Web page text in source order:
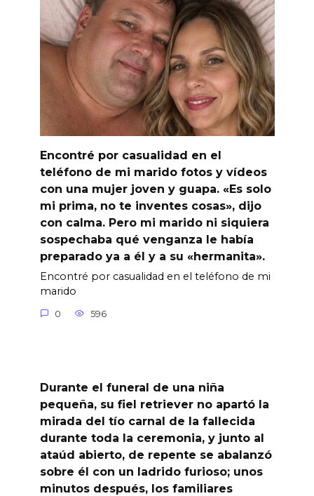
Encontré por casualidad en el
teléfono de mi marido fotos y vídeos
con una mujer joven y guapa. «Es solo
mi prima, no te inventes cosas», dijo
con calma. Pero mi marido ni siquiera
sospechaba qué venganza le había
preparado ya a él y a su «hermanita».
Encontré por casualidad en el teléfono de mi
marido
0 596
Durante el funeral de una niña
pequeña, su fiel retriever no apartó la
mirada del tío carnal de la fallecida
durante toda la ceremonia, y junto al
ataúd abierto, de repente se abalanzó
sobre él con un ladrido furioso; unos
minutos después, los familiares